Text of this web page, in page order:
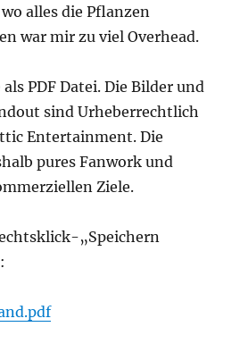
alles die Pflanzen
war mir zu viel Overhead.
PDF Datei. Die Bilder und
sind Urheberrechtlich
Entertainment. Die
pures Fanwork und
Ziele.
„Speichern